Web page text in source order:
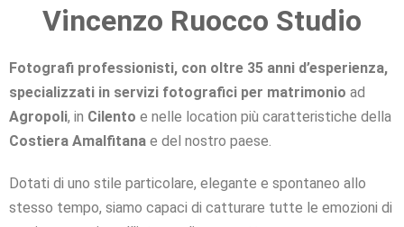
IMMAGINI RICERCATE E
Clicca qui
PARTICOLARE ATTENZIONE AI
Clicca qui
RACCONTIAMO CON AMORE IL
Clicca qui
RITRATTI CREATIVI
REPORTAGE DI MATRIMONIO
Clicca qui
LA VOSTRA FELICITÀ È LA
Clicca qui
IMMAGINI RICERCATE E
Clicca qui
PARTICOLARE ATTENZIONE AI
Clicca qui
RACCONTIAMO CON AMORE IL
Clicca qui
RITRATTI CREATIVI
REPORTAGE DI MATRIMONIO
Clicca qui
LA VOSTRA FELICITÀ È LA
Clicca qui
IMMAGINI RICERCATE E
Clicca qui
PARTICOLARE ATTENZIONE AI
Clicca qui
RACCONTIAMO CON AMORE IL
Clicca qui
RITRATTI CREATIVI
REPORTAGE DI MATRIMONIO
Clicca qui
LA VOSTRA FELICITÀ È LA
Clicca qui
Vincenzo Ruocco Studio
Fotografi professionisti, con oltre 35 anni d’esperienza,
specializzati in servizi fotografici per matrimonio ad
Agropoli, in Cilento e nelle location più caratteristiche della
Costiera Amalfitana e del nostro paese.
Dotati di uno stile particolare, elegante e spontaneo allo
stesso tempo, siamo capaci di catturare tutte le emozioni di